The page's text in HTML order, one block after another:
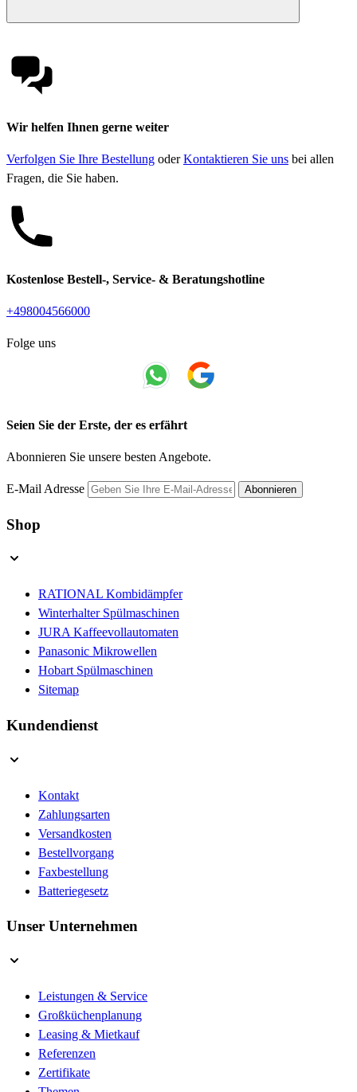
Wir helfen Ihnen gerne weiter
Verfolgen Sie Ihre Bestellung oderKontaktieren Sie uns bei allen
Fragen, die Sie haben.
Kostenlose Bestell-, Service- & Beratungshotline
+498004566000
Folge uns
Seien Sie der Erste, der es erfährt
Abonnieren Sie unsere besten Angebote.
E-Mail Adresse Abonnieren
Shop
RATIONAL Kombidämpfer
Winterhalter Spülmaschinen
JURA Kaffeevollautomaten
Panasonic Mikrowellen
Hobart Spülmaschinen
Sitemap
Kundendienst
Kontakt
Zahlungsarten
Versandkosten
Bestellvorgang
Faxbestellung
Batteriegesetz
Unser Unternehmen
Leistungen & Service
Großküchenplanung
Leasing & Mietkauf
Referenzen
Zertifikate